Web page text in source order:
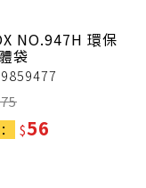
NO.947H 環保
袋
75
$56